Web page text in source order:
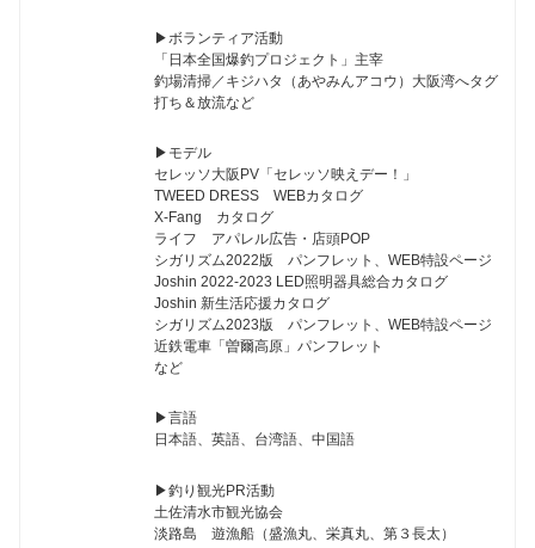
▶︎ボランティア活動
「日本全国爆釣プロジェクト」主宰
釣場清掃／キジハタ（あやみんアコウ）大阪湾へタグ
打ち＆放流など
▶︎モデル
セレッソ大阪PV「セレッソ映えデー！」
TWEED DRESS WEBカタログ
X-Fang カタログ
ライフ アパレル広告・店頭POP
シガリズム2022版 パンフレット、WEB特設ページ
Joshin 2022-2023 LED照明器具総合カタログ
Joshin 新生活応援カタログ
シガリズム2023版 パンフレット、WEB特設ページ
近鉄電車「曽爾高原」パンフレット
など
▶︎言語
日本語、英語、台湾語、中国語
▶︎釣り観光PR活動
土佐清水市観光協会
淡路島 遊漁船（盛漁丸、栄真丸、第３長太）